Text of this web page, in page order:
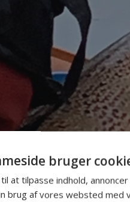
bruger
at tilpasse indhold,
brug af vores websted med